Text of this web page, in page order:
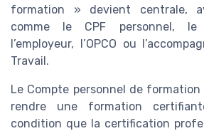
formation » devient centrale,
comme le CPF personnel, le
l’employeur, l’OPCO ou
Travail.
Le Compte personnel de
rendre une formation
condition que la certification